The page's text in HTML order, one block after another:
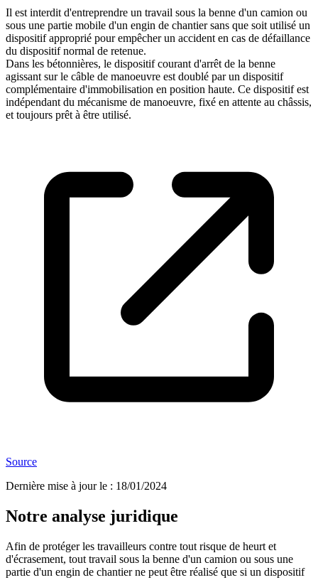
Il est interdit d'entreprendre un travail sous la benne d'un camion ou
sous une partie mobile d'un engin de chantier sans que soit utilisé un
dispositif approprié pour empêcher un accident en cas de défaillance
du dispositif normal de retenue.
Dans les bétonnières, le dispositif courant d'arrêt de la benne
agissant sur le câble de manoeuvre est doublé par un dispositif
complémentaire d'immobilisation en position haute. Ce dispositif est
indépendant du mécanisme de manoeuvre, fixé en attente au châssis,
et toujours prêt à être utilisé.
Source
Dernière mise à jour le : 18/01/2024
Notre analyse juridique
Afin de protéger les travailleurs contre tout risque de heurt et
d'écrasement, tout travail sous la benne d'un camion ou sous une
partie d'un engin de chantier ne peut être réalisé que si un dispositif